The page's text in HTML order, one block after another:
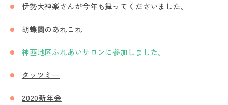
伊勢大神楽さんが今年も舞ってくださいました。
胡蝶蘭のあれこれ
神西地区ふれあいサロンに参加しました。
タッツミー
2020新年会